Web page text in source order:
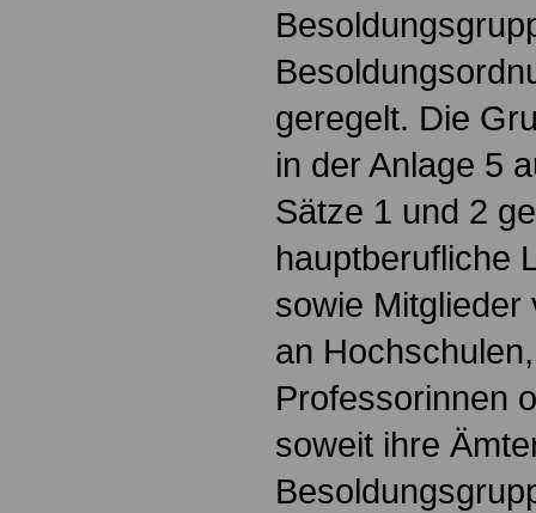
geregelt. Die
in der Anlage 5
Sätze 1 und 2
hauptberufliche
sowie Mitglieder
an
Professorinnen
soweit ihre